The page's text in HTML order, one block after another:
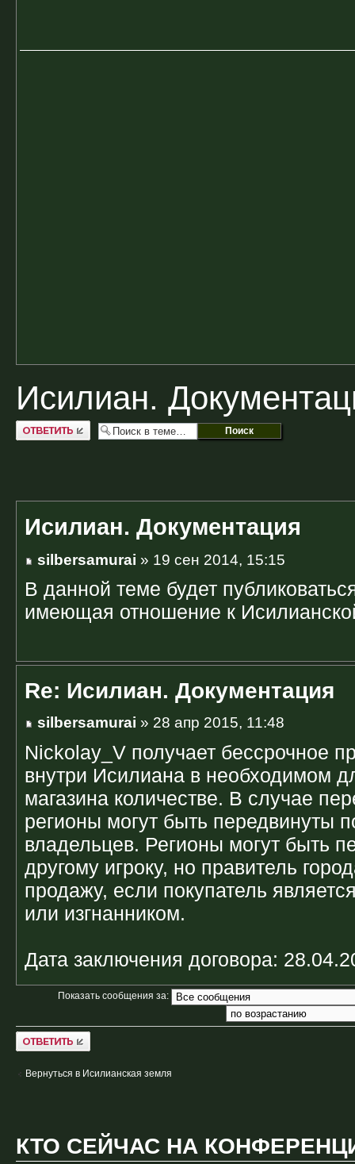
Исилиан.
Ответить
Исилиан. Документация
silbersamurai » 19 сен 2014, 15:15
В данной теме будет
имеющая отношение к
Re: Исилиан. Документация
silbersamurai » 28 апр 2015, 11:48
Nickolay_V получает бессрочное
внутри Исилиана в необходимом
магазина количестве. В случае
регионы могут быть передвинуты
владельцев. Регионы могут быть
другому игроку, но правитель
продажу, если покупатель
или изгнанником.
Дата заключения договора:
Показать сообщения за:
Ответить
Вернуться в Исилианская земля
КТО СЕЙЧАС НА